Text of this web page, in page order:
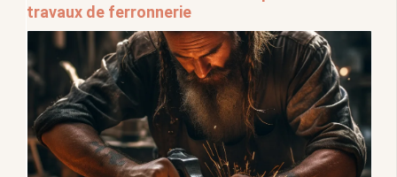
travaux de ferronnerie